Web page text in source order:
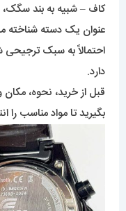
کاف – شبیه به بند سگک،
عنوان یک دسته شناخته
احتمالاً به سبک
دارد.
قبل از خرید، نحوه،
بگیرید تا مواد مناسب را